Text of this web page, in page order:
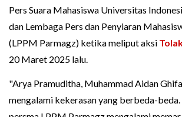
Pers Suara Mahasiswa Universitas
dan Lembaga Pers dan Penyiaran
(LPPM Parmagz) ketika meliput aksi
20 Maret 2025 lalu.
"Arya Pramuditha, Muhammad Aidan
mengalami kekerasan yang berbeda-